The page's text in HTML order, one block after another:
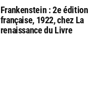
Frankenstein : 2e édition
française, 1922, chez La
renaissance du Livre